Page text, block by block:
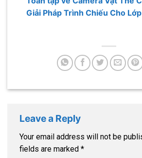
Giải Pháp Trình Chiếu Cho
Leave a Reply
Your email address will not be
fields are marked *